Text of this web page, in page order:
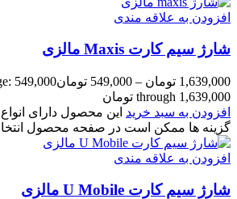
افزودن به علاقه مندی
شارژ سیم کارت Maxis مالزی
1,639,000 تومان –
549,000 تومان
through 1,639,000 تومان
افزودن به سبد خرید این محصول دارای
گزینه ها ممکن است در صفحه محصول
افزودن به علاقه مندی
شارژ سیم کارت U Mobile مالزی